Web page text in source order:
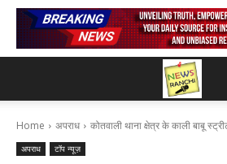
Home अपराध कोतवाली थाना क्षेत्र के काली बाबू
अपराध टॉप न्यूज़